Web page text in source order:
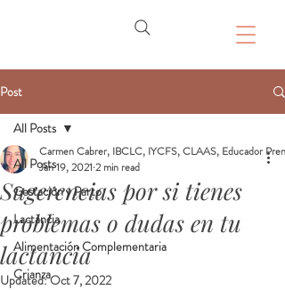
Post
All Posts
Gestación y Parto
Lactancia
Alimentación Complementaria
Crianza
All Posts
Sugerencias por si tienes
problemas o dudas en tu
lactancia
Carmen Cabrer, IBCLC, IYCFS, CLAAS, Educador
Jan 19, 2021 2 min read
Updated:Oct 7, 2022